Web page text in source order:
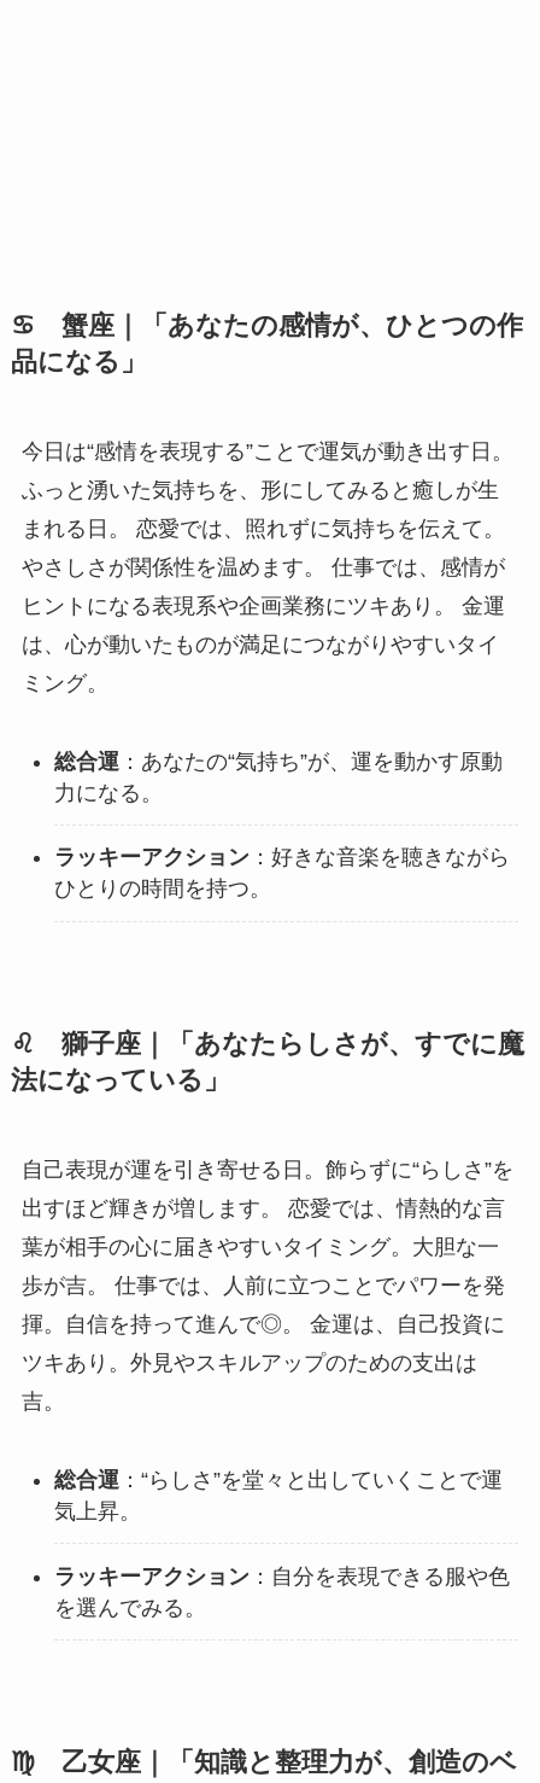
♋ 蟹座｜「あなたの感情が、ひとつの作
品になる」
今日は“感情を表現する”ことで運気が動き出す日。
ふっと湧いた気持ちを、形にしてみると癒しが生
まれる日。 恋愛では、照れずに気持ちを伝えて。
やさしさが関係性を温めます。 仕事では、感情が
ヒントになる表現系や企画業務にツキあり。 金運
は、心が動いたものが満足につながりやすいタイ
ミング。
総合運 ：あなたの“気持ち”が、運を動かす原動
力になる。
ラッキーアクション：好きな音楽を聴きながら
ひとりの時間を持つ。
♌ 獅子座｜「あなたらしさが、すでに魔
法になっている」
自己表現が運を引き寄せる日。飾らずに“らしさ”を
出すほど輝きが増します。 恋愛では、情熱的な言
葉が相手の心に届きやすいタイミング。大胆な一
歩が吉。 仕事では、人前に立つことでパワーを発
揮。自信を持って進んで◎。 金運は、自己投資に
ツキあり。外見やスキルアップのための支出は
吉。
総合運 ：“らしさ”を堂々と出していくことで運
気上昇。
ラッキーアクション：自分を表現できる服や色
を選んでみる。
♍ 乙女座｜「知識と整理力が、創造のベ